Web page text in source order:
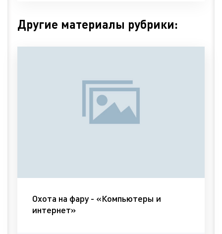
Другие материалы рубрики:
Охота на фару - «Компьютеры и
интернет»